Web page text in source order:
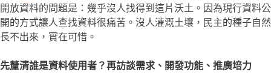
開放資料的問題是：幾乎沒人找得到這片沃土。因為現行資料公
開的方式讓人查找資料很痛苦。沒人灌溉土壤，民主的種子自然
長不出來，實在可惜。
先釐清誰是資料使用者？再訪談需求、開發功能、推廣培力